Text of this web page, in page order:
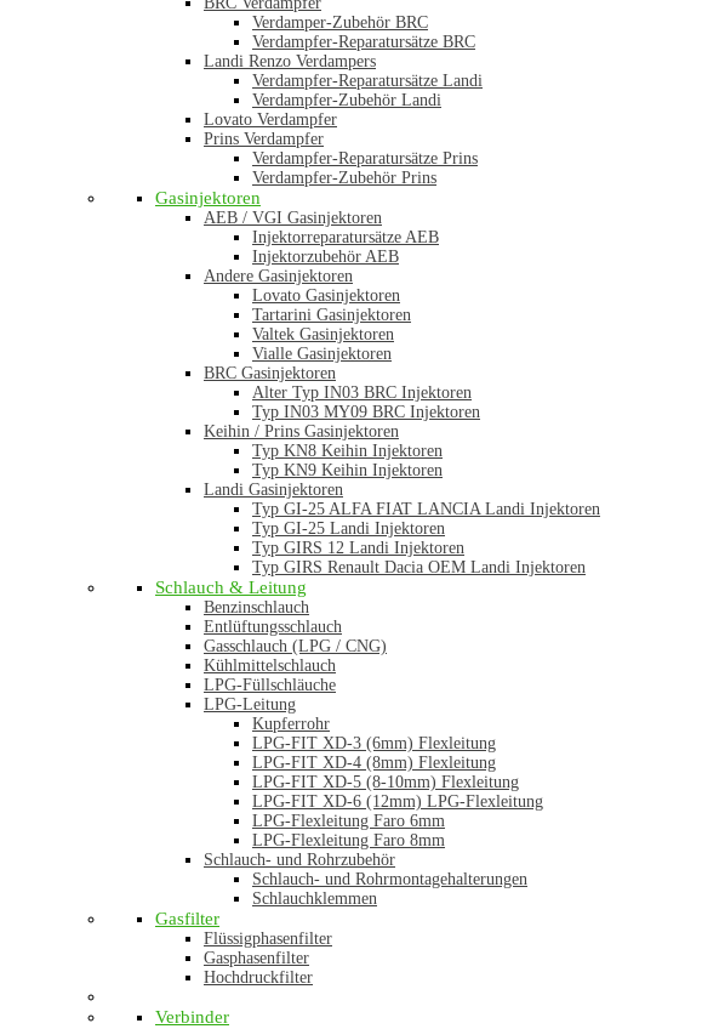
Verdamper-Zubehör BRC
Verdampfer-Reparatursätze BRC
Landi Renzo Verdampers
Verdampfer-Reparatursätze Landi
Verdampfer-Zubehör Landi
Lovato Verdampfer
Prins Verdampfer
Verdampfer-Reparatursätze Prins
Verdampfer-Zubehör Prins
Gasinjektoren
AEB / VGI Gasinjektoren
Injektorreparatursätze AEB
Injektorzubehör AEB
Andere Gasinjektoren
Lovato Gasinjektoren
Tartarini Gasinjektoren
Valtek Gasinjektoren
Vialle Gasinjektoren
BRC Gasinjektoren
Alter Typ IN03 BRC Injektoren
Typ IN03 MY09 BRC Injektoren
Keihin / Prins Gasinjektoren
Typ KN8 Keihin Injektoren
Typ KN9 Keihin Injektoren
Landi Gasinjektoren
Typ GI-25 ALFA FIAT LANCIA Landi Injektoren
Typ GI-25 Landi Injektoren
Typ GIRS 12 Landi Injektoren
Typ GIRS Renault Dacia OEM Landi Injektoren
Schlauch & Leitung
Benzinschlauch
Entlüftungsschlauch
Gasschlauch (LPG / CNG)
Kühlmittelschlauch
LPG-Füllschläuche
LPG-Leitung
Kupferrohr
LPG-FIT XD-3 (6mm) Flexleitung
LPG-FIT XD-4 (8mm) Flexleitung
LPG-FIT XD-5 (8-10mm) Flexleitung
LPG-FIT XD-6 (12mm) LPG-Flexleitung
LPG-Flexleitung Faro 6mm
LPG-Flexleitung Faro 8mm
Schlauch- und Rohrzubehör
Schlauch- und Rohrmontagehalterungen
Schlauchklemmen
Gasfilter
Flüssigphasenfilter
Gasphasenfilter
Hochdruckfilter
Verbinder